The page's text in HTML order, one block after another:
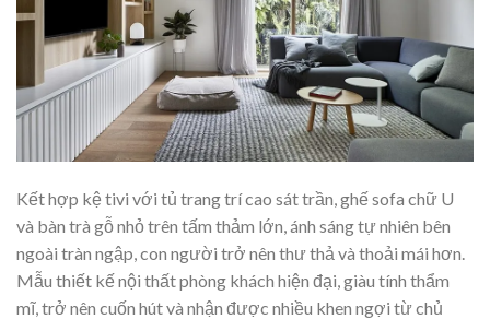
Kết hợp kệ tivi với tủ trang trí cao sát trần, ghế sofa chữ U
và bàn trà gỗ nhỏ trên tấm thảm lớn, ánh sáng tự nhiên bên
ngoài tràn ngập, con người trở nên thư thả và thoải mái hơn.
Mẫu thiết kế nội thất phòng khách hiện đại, giàu tính thẩm
mĩ, trở nên cuốn hút và nhận được nhiều khen ngợi từ chủ